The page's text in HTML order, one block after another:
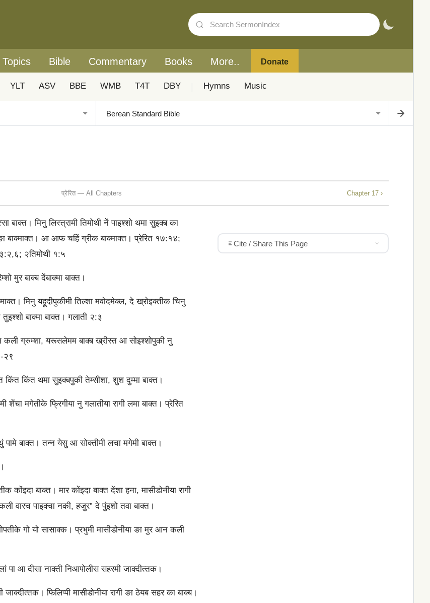
Topics Bible Commentary Books More.. Donate
YLT ASV BBE WMB T4T DBY Hymns Music
प्रेरित — All Chapters Chapter 17 ›
बाक्‍त। मिनु लिस्‍त्रामी तिमोथी नें पाइश्‍शो थमा सुइक्‍ब का
बाक्‍माक्‍त। आ आफ चहिं ग्रीक बाक्‍माक्‍त। प्रेरित १७:१४;
२तिमोथी १:५
मुर बाक्‍ब देंबाक्‍मा बाक्‍त।
मिनु यहूदीपुकीमी तिल्‍शा मवोदमेक्‍ल, दे ख्रोइक्‍तीक चिनु
बाक्‍मा बाक्‍त। गलाती २:३
कली ग्रुम्‍शा, यरूसलेमम बाक्‍ब ख्रीस्‍त आ सोइश्‍शोपुकी नु
२९
किंत किंत थमा सुइक्‍बपुकी तेम्‍सीशा, शुश दुम्‍मा बाक्‍त।
मगेतीके फ्रिगीया नु गलातीया रागी लमा बाक्‍त। प्रेरित
पामे बाक्‍त। तन्‍न येसु आ सोक्‍तीमी लचा मगेमी बाक्‍त।
बाक्‍त। मार कोंइदा बाक्‍त देंशा हना, मासीडोनीया रागी
वारच पाइक्‍चा नकी, हजुर” दे पुंइशो तवा बाक्‍त।
गो यो सासाक्‍क। प्रभुमी मासीडोनीया ङा मुर आन कली
पा आ दीसा नाक्‍ती निआपोलीस सहरमी जाक्‍दीत्‍तक।
फिलिप्‍पी मासीडोनीया रागी ङा ठेयब सहर का बाक्‍ब।
Cite / Share This Page